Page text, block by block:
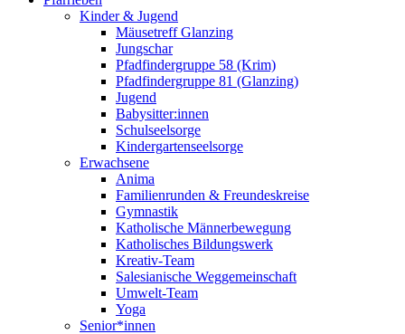
Kinder & Jugend
Mäusetreff Glanzing
Jungschar
Pfadfindergruppe 58 (Krim)
Pfadfindergruppe 81 (Glanzing)
Jugend
Babysitter:innen
Schulseelsorge
Kindergartenseelsorge
Erwachsene
Anima
Familienrunden & Freundeskreise
Gymnastik
Katholische Männerbewegung
Katholisches Bildungswerk
Kreativ-Team
Salesianische Weggemeinschaft
Umwelt-Team
Yoga
Senior*innen